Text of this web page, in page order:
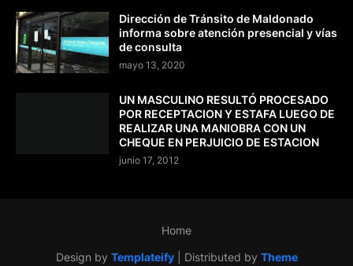
Dirección de Tránsito de Maldonado
informa sobre atención presencial y vías
de consulta
mayo 13, 2020
UN MASCULINO RESULTÓ PROCESADO
POR RECEPTACION Y ESTAFA LUEGO DE
REALIZAR UNA MANIOBRA CON UN
CHEQUE EN PERJUICIO DE ESTACION
junio 17, 2012
Design by Templateify| Distributed by Theme
Home